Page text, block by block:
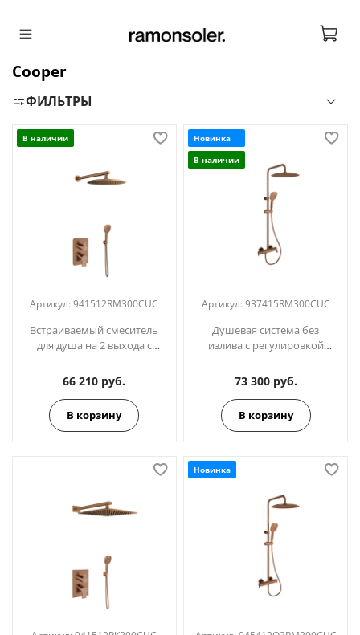
Cooper
В наличии
Артикул:941512RM300CUC
Встраиваемый смеситель
для душа на 2 выхода с
BLAUTHERM
941512RM300CUC медь
66 210 руб.
В корзину
Новинка
В наличии
Артикул: 937415RM300CUC
Душевая система без
излива с регулировкой
937415RM300CUC медь
73 300 руб.
В корзину
Новинка
ФИЛЬТРЫ